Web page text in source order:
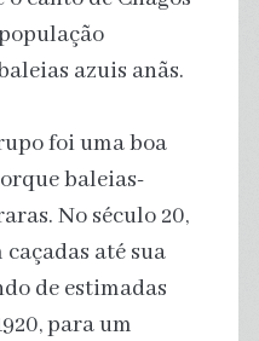
azuis anãs.
foi uma boa
baleias-
No século 20,
até sua
de estimadas
para um